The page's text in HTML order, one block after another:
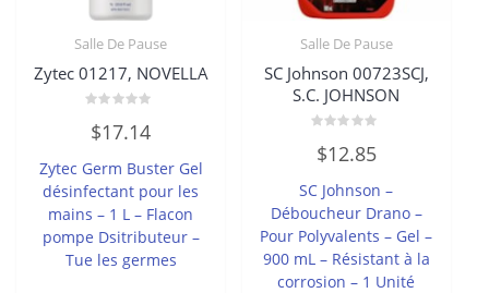
Salle De Pause
Zytec 01217, NOVELLA
0
sur
$17.14
Zytec Germ Buster Gel
désinfectant pour les
mains – 1 L – Flacon
pompe Dsitributeur –
Tue les germes
Salle De Pause
SC Johnson 00723SCJ,
S.C. JOHNSON
0
sur
$12.85
SC Johnson –
Déboucheur Drano –
Pour Polyvalents – Gel –
900 mL – Résistant à la
corrosion – 1 Unité